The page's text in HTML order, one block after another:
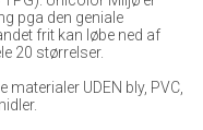
pga den geniale
frit kan løbe ned af
20 størrelser.
UDEN bly, PVC,